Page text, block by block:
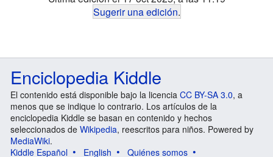
Sugerir una edición.
Enciclopedia Kiddle
El contenido está disponible bajo la licencia CC BY-SA 3.0, a
menos que se indique lo contrario. Los artículos de la
enciclopedia Kiddle se basan en contenido y hechos
seleccionados de Wikipedia, reescritos para niños. Powered by
MediaWiki.
Kiddle Español
English Quiénes somos